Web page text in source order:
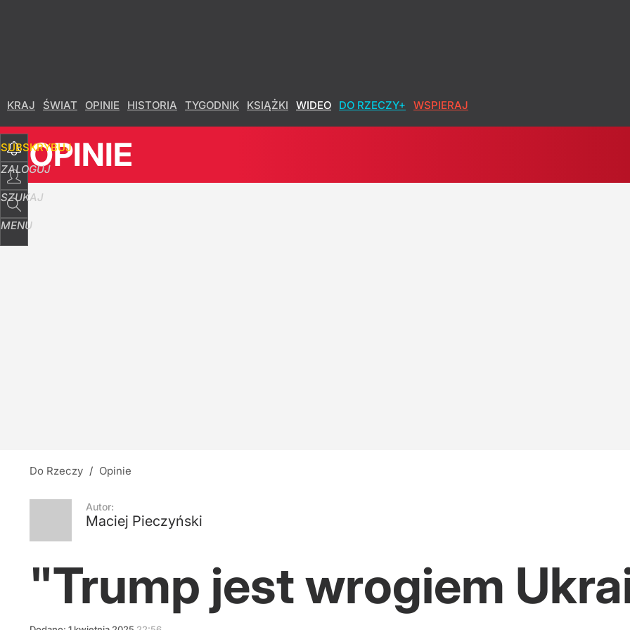
KRAJ ŚWIAT OPINIE HISTORIA TYGODNIK KSIĄŻKI WIDEO DO RZECZY+ WSPIERAJ
SUBSKRYBUJ
ZALOGUJ
SZUKAJ
MENU
OPINIE
Do Rzeczy / Opinie
Autor:
Maciej Pieczyński
"Trump jest wrogiem